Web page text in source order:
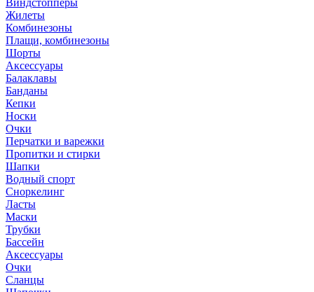
Виндстопперы
Жилеты
Комбинезоны
Плащи, комбинезоны
Шорты
Аксессуары
Балаклавы
Банданы
Кепки
Носки
Очки
Перчатки и варежки
Пропитки и стирки
Шапки
Водный спорт
Сноркелинг
Ласты
Маски
Трубки
Бассейн
Аксессуары
Очки
Сланцы